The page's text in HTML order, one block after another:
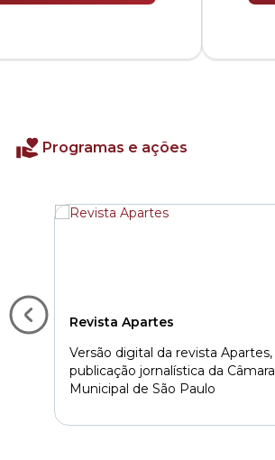
Programas e ações
Revista Apartes
Versão digital da revista Apartes,
publicação jornalística da Câmara
Municipal de São Paulo